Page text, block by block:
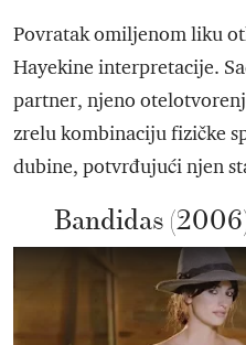
Povratak omiljenom liku
Hayekine interpretacije.
partner, njeno
zrelu kombinaciju fizičke
dubine, potvrđujući njen
Bandidas